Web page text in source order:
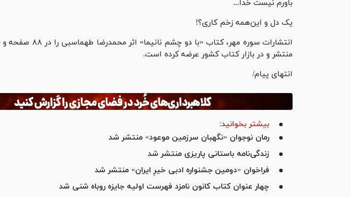
باورم نیست خدا...
یک دل و این‌همه زخم کاری؟!
منتشر و در بازار کتاب کشور عرضه کرده است.
انتهای پیام/
بیشتر بخوانید:
رمان نوجوان «نگهبان سرزمین موعود» منتشر شد
زندگی‌نامه باستانی پاریزی منتشر شد
فراخوان «دومین جشنواره ادبی خیرِ ایران» منتشر شد
چهار عنوان کتاب کانون نامزد فهرست اولیه جایزه روباه شنی شد